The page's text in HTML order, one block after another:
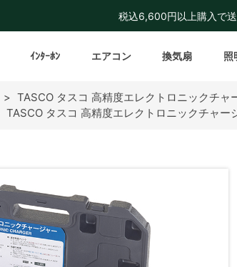
税込6,600円以上購入で
ｲﾝﾀｰﾎﾝ エアコン 換気扇 照
> TASCO タスコ 高精度エレクトロニックチャ
TASCO タスコ 高精度エレクトロニックチャー